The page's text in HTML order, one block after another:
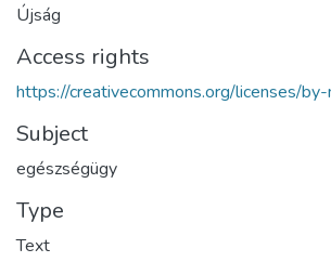
Újság
Access rights
https://creativecommons.org/licenses/
Subject
egészségügy
Type
Text